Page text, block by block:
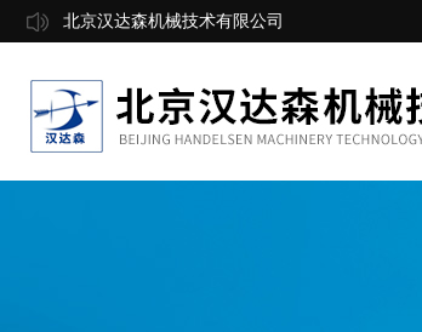
北京汉达森机械技术有限公司